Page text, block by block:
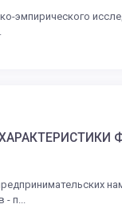
эмпирического
п...